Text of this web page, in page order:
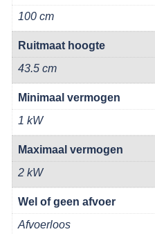
100 cm
Ruitmaat hoogte
43.5 cm
Minimaal vermogen
1 kW
Maximaal vermogen
2 kW
Wel of geen afvoer
Afvoerloos